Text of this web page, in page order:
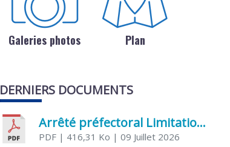
Galeries photos Plan
DERNIERS DOCUMENTS
Arrêté préfectoral Limitation provisoire des usages de l’eau
PDF | 416,31 Ko | 09 Juillet 2026